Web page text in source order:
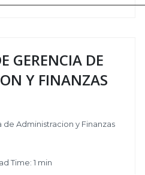
GERENCIA DE
Y FINANZAS
Administracion y Finanzas
Time: 1 min